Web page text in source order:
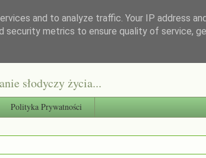
słodyczy życia...
Polityka Prywatności
and to analyze traffic. Your IP address
security metrics to ensure quality of service,